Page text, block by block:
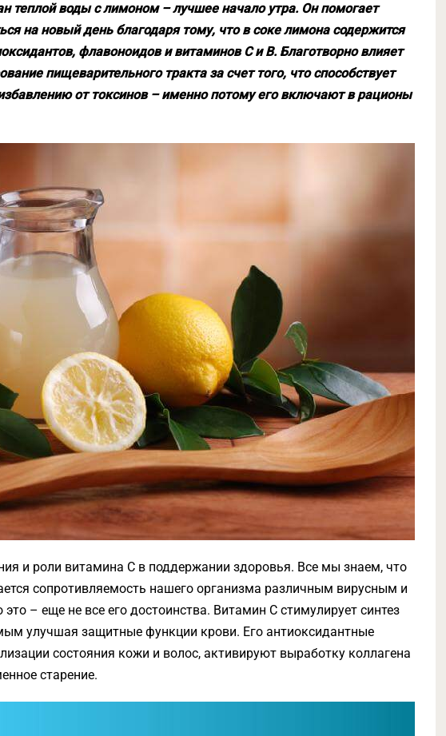
теплой воды с лимоном – лучшее начало утра. Он помогает
на новый день благодаря тому, что в соке лимона содержится
флавоноидов и витаминов С и В. Благотворно влияет
пищеварительного тракта за счет того, что способствует
от токсинов – именно потому его включают в рационы
и роли витамина С в поддержании здоровья. Все мы знаем, что
сопротивляемость нашего организма различным вирусным и
– еще не все его достоинства. Витамин С стимулирует синтез
улучшая защитные функции крови. Его антиоксидантные
состояния кожи и волос, активируют выработку коллагена
старение.